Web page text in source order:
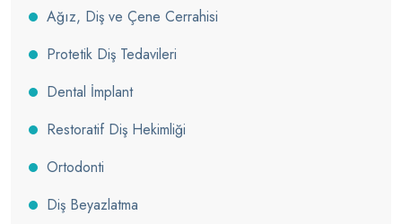
Ağız, Diş ve Çene Cerrahisi
Protetik Diş Tedavileri
Dental İmplant
Restoratif Diş Hekimliği
Ortodonti
Diş Beyazlatma